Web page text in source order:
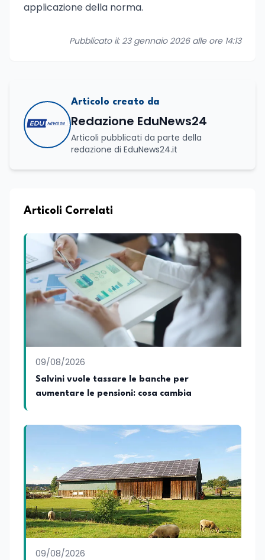
applicazione della norma.
Pubblicato il: 23 gennaio 2026 alle ore 14:13
Articolo creato da
Redazione EduNews24
Articoli pubblicati da parte della
redazione di EduNews24.it
Articoli Correlati
09/08/2026
Salvini vuole tassare le banche per
aumentare le pensioni: cosa cambia
09/08/2026